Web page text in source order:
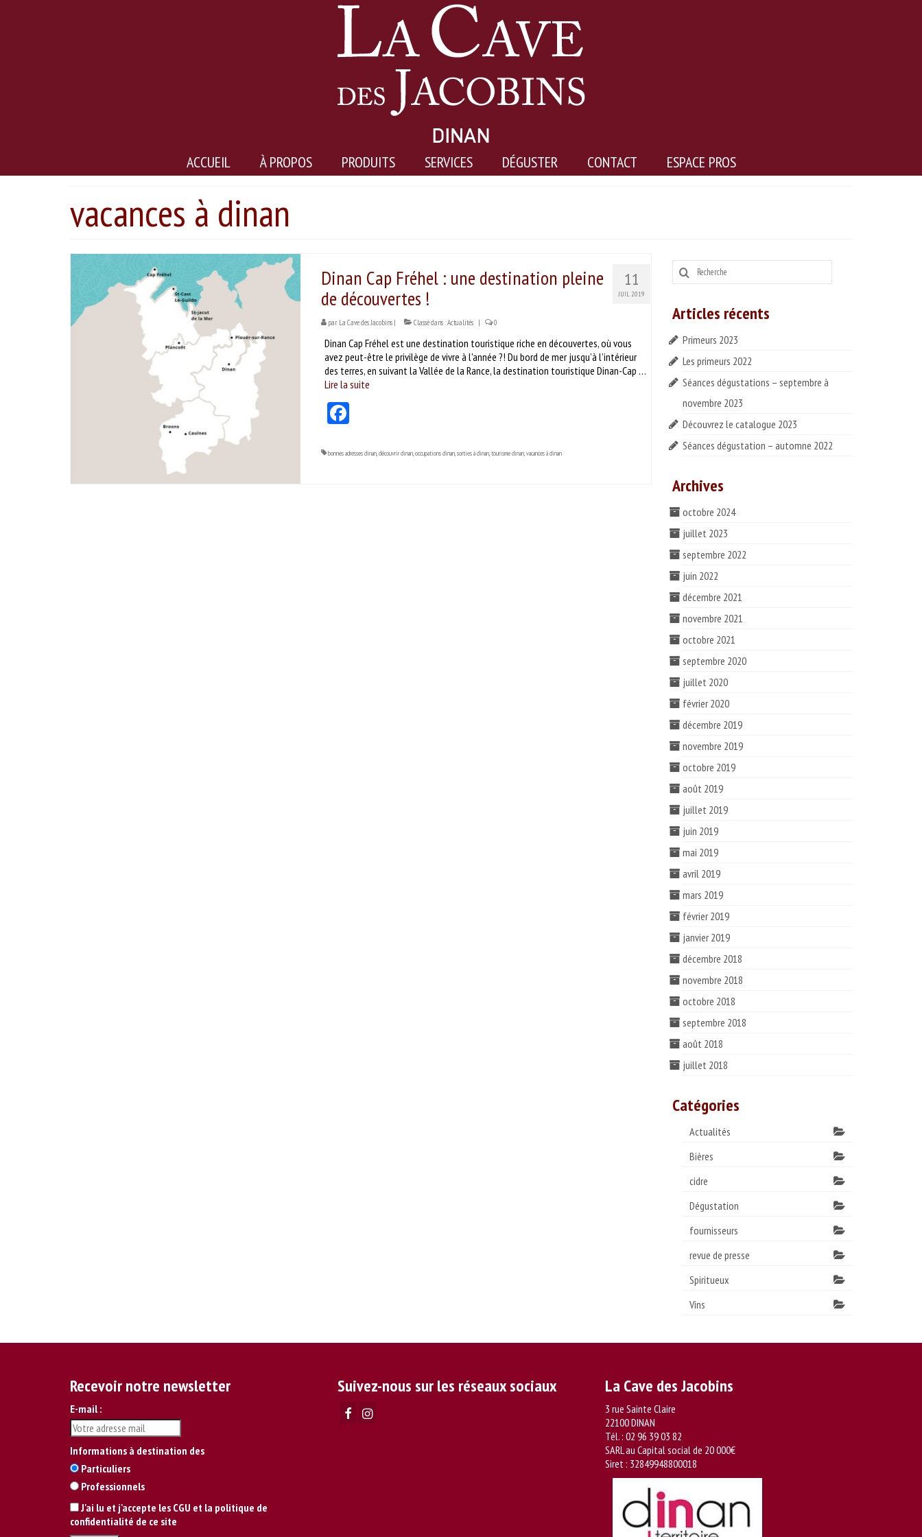
ACCUEIL À PROPOS PRODUITS SERVICES DÉGUSTER CONTACT ESPACE PROS
vacances à dinan
11
JUIL 2019
Dinan Cap Fréhel : une destination pleine
de découvertes !
par La Cave des Jacobins| Classé dans :Actualités | 0
Dinan Cap Fréhel est une destination touristique riche en découvertes, où vous
avez peut-être le privilège de vivre à l'année ?! Du bord de mer jusqu’à l’intérieur
des terres, en suivant la Vallée de la Rance, la destination touristique Dinan-Cap …
Lire la suite­­
Facebook
bonnes adresses dinan,découvrir dinan,occupations dinan,sorties à dinan,tourisme dinan,vacances à dinan
Rechercher
:
Articles récents
Primeurs 2023
Les primeurs 2022
Séances dégustations – septembre à
novembre 2023
Découvrez le catalogue 2023
Séances dégustation – automne 2022
Archives
octobre 2024
juillet 2023
septembre 2022
juin 2022
décembre 2021
novembre 2021
octobre 2021
septembre 2020
juillet 2020
février 2020
décembre 2019
novembre 2019
octobre 2019
août 2019
juillet 2019
juin 2019
mai 2019
avril 2019
mars 2019
février 2019
janvier 2019
décembre 2018
novembre 2018
octobre 2018
septembre 2018
août 2018
juillet 2018
Catégories
Actualités
Bières
cidre
Dégustation
fournisseurs
revue de presse
Spiritueux
Vins
Recevoir notre newsletter
E-mail :
Informations à destination des
Particuliers
Professionnels
J'ai lu et j'accepte les CGU et la politique de
confidentialité de ce site
Suivez-nous sur les réseaux sociaux La Cave des Jacobins
3 rue Sainte Claire
22100 DINAN
Tél. : 02 96 39 03 82
SARL au Capital social de 20 000€
Siret : 32849948800018